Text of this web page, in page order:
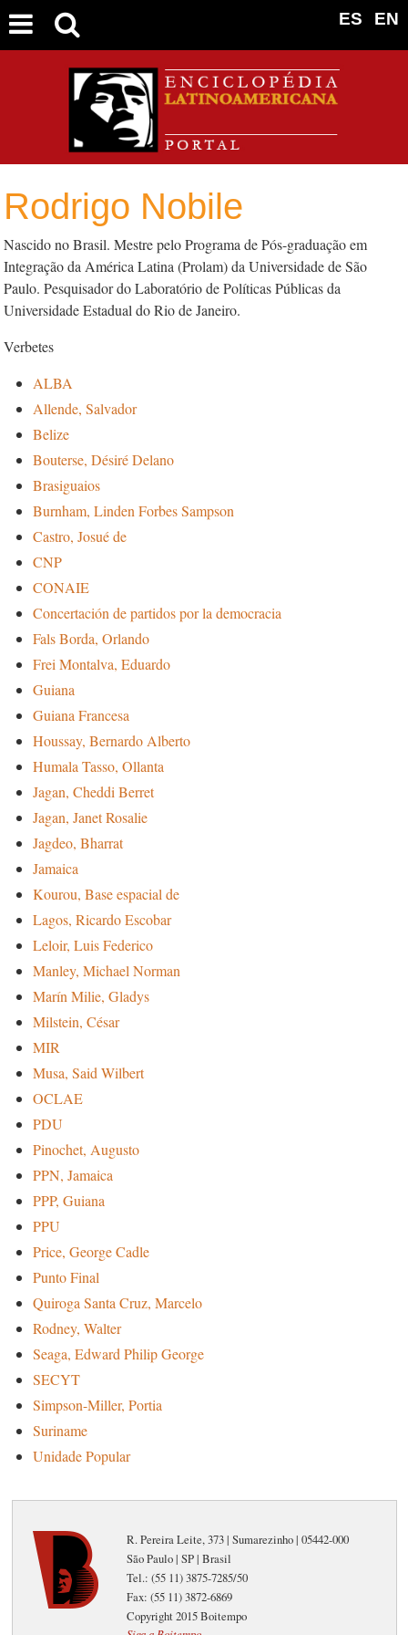
EN
ES
Rodrigo Nobile
Nascido no Brasil. Mestre pelo Programa de Pós-graduação em
Integração da América Latina (Prolam) da Universidade de São
Paulo. Pesquisador do Laboratório de Políticas Públicas da
Universidade Estadual do Rio de Janeiro.
Verbetes
ALBA
Allende, Salvador
Belize
Bouterse, Désiré Delano
Brasiguaios
Burnham, Linden Forbes Sampson
Castro, Josué de
CNP
CONAIE
Concertación de partidos por la democracia
Fals Borda, Orlando
Frei Montalva, Eduardo
Guiana
Guiana Francesa
Houssay, Bernardo Alberto
Humala Tasso, Ollanta
Jagan, Cheddi Berret
Jagan, Janet Rosalie
Jagdeo, Bharrat
Jamaica
Kourou, Base espacial de
Lagos, Ricardo Escobar
Leloir, Luis Federico
Manley, Michael Norman
Marín Milie, Gladys
Milstein, César
MIR
Musa, Said Wilbert
OCLAE
PDU
Pinochet, Augusto
PPN, Jamaica
PPP, Guiana
PPU
Price, George Cadle
Punto Final
Quiroga Santa Cruz, Marcelo
Rodney, Walter
Seaga, Edward Philip George
SECYT
Simpson-Miller, Portia
Suriname
Unidade Popular
R. Pereira Leite, 373 | Sumarezinho | 05442-000
São Paulo | SP | Brasil
Tel.: (55 11) 3875-7285/50
Fax: (55 11) 3872-6869
Copyright 2015 Boitempo